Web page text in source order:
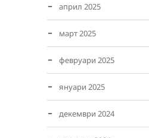
април 2025
март 2025
февруари 2025
януари 2025
декември 2024